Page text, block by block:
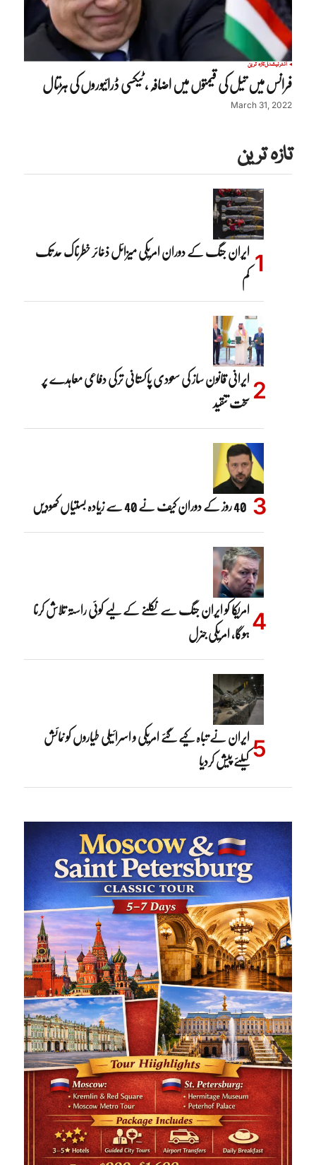
انٹرنیشنلتازہ ترین
فرانس میں تیل کی قیمتوں میں اضافہ ، ٹیکسی ڈرائیوروں کی ہڑتال
March 31, 2022
تازہ ترین
ایران جنگ کے دوران امریکی میزائل ذخائر خطرناک حد تک
کم
ایرانی قانون ساز کی سعودی پاکستانی ترکی دفاعی معاہدے پر
سخت تنقید
40 روز کے دوران کیف نے 40 سے زیادہ بستیاں کھودیں
امریکا کو ایران جنگ سے نکلنے کے لیے کوئی راستہ تلاش کرنا
ہوگا، امریکی جنرل
ایران نے تباہ کیے گئے امریکی و اسرائیلی طیاروں کو نمائش
کیلئے پیش کردیا